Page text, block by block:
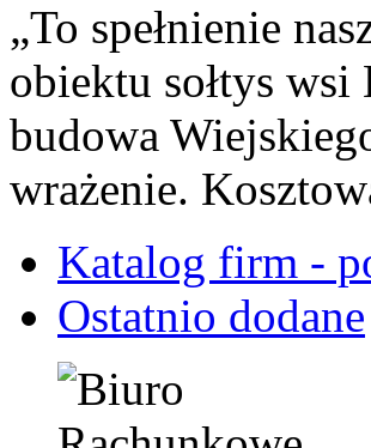
„To spełnienie
obiektu sołtys wsi
budowa
wrażenie.
Katalog firm -
Ostatnio dodane